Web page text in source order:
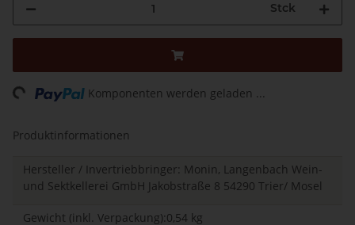
Stck
Loading... Komponenten werden geladen ...
Produktinformationen
Hersteller / Invertriebbringer: Monin, Langenbach Wein-
und Sektkellerei GmbH Jakobstraße 8 54290 Trier/ Mosel
Gewicht (inkl. Verpackung):0,54 kg